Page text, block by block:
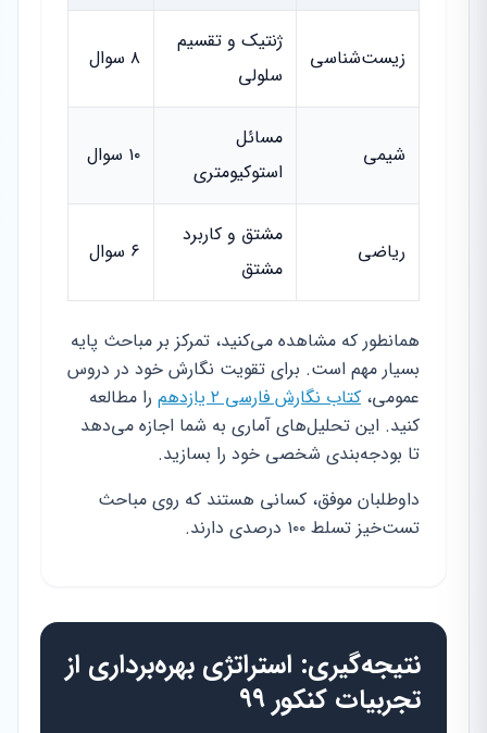
زیست‌شناسی
ژنتیک و تقسیم
سلولی
۸ سوال
شیمی
مسائل
استوکیومتری
۱۰ سوال
ریاضی
مشتق و کاربرد
مشتق
۶ سوال
همانطور که مشاهده می‌کنید، تمرکز بر مباحث پایه
بسیار مهم است. برای تقویت نگارش خود در دروس
عمومی، کتاب نگارش فارسی ۲ یازدهم
را مطالعه
کنید. این تحلیل‌های آماری به شما اجازه می‌دهد
تا بودجه‌بندی شخصی خود را بسازید.
داوطلبان موفق، کسانی هستند که روی مباحث
تست‌خیز تسلط ۱۰۰ درصدی دارند.
نتیجه‌گیری: استراتژی بهره‌برداری از
تجربیات کنکور ۹۹